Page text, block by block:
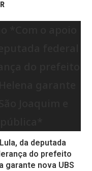
da deputada
do prefeito
garante nova UBS